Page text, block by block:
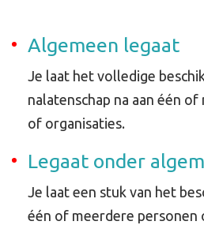
Algemeen legaat
Je laat het volledige
nalatenschap na aan één
of organisaties.
Legaat onder
Je laat een stuk van het
één of meerdere personen